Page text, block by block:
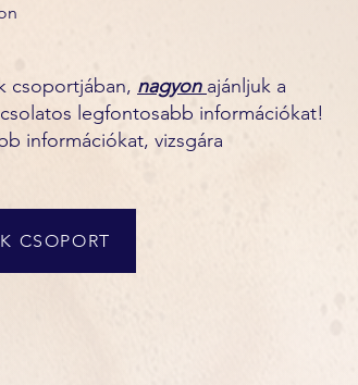
csoportjában, nagyon ajánljuk a
legfontosabb információkat!
információkat, vizsgára
CSOPORT